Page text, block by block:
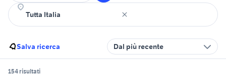
Salva ricerca Dal più recente
154 risultati